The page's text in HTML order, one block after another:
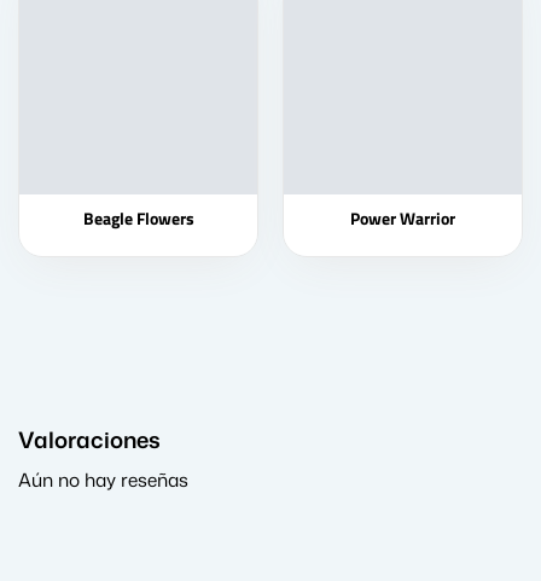
Beagle Flowers Power Warrior
Valoraciones
Aún no hay reseñas